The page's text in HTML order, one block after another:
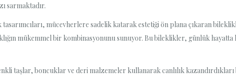
sarmaktadır.
mücevherlere sadelik katarak estetiği ön plana çıkaran
mükemmel bir kombinasyonunu sunuyor. Bu bileklikler, günlük hayatta
taşlar, boncuklar ve deri malzemeler kullanarak canlılık